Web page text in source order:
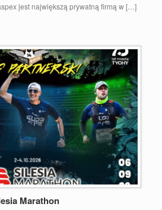
jest największą prywatną firmą w […]
Marathon